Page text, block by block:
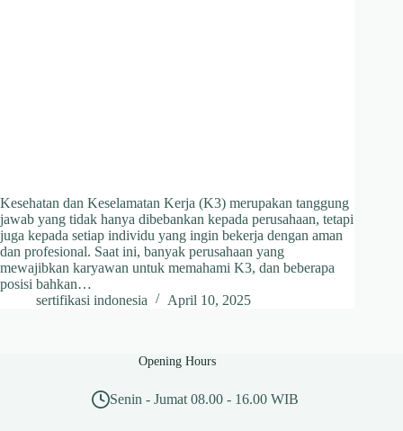
Kesehatan dan Keselamatan Kerja (K3) merupakan tanggung
jawab yang tidak hanya dibebankan kepada perusahaan, tetapi
juga kepada setiap individu yang ingin bekerja dengan aman
dan profesional. Saat ini, banyak perusahaan yang
mewajibkan karyawan untuk memahami K3, dan beberapa
posisi bahkan…
sertifikasi indonesia
April 10, 2025
Opening Hours
Senin - Jumat 08.00 - 16.00 WIB